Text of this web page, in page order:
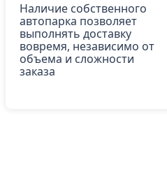
Наличие собственного
автопарка позволяет
выполнять доставку
вовремя, независимо от
объема и сложности
заказа